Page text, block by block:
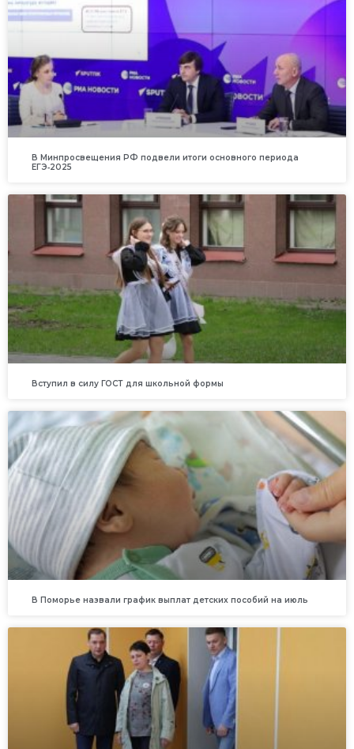
В Минпросвещения РФ подвели итоги основного периода
ЕГЭ‑2025
Вступил в силу ГОСТ для школьной формы
В Поморье назвали график выплат детских пособий на июль